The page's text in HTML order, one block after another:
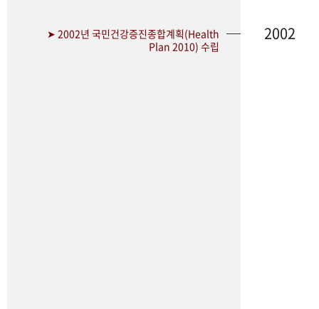
➤ 2002년 국민건강증진종합계획(Health
Plan 2010) 수립
2002